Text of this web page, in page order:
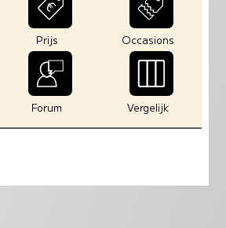
Prijs Occasions
Forum Vergelijk